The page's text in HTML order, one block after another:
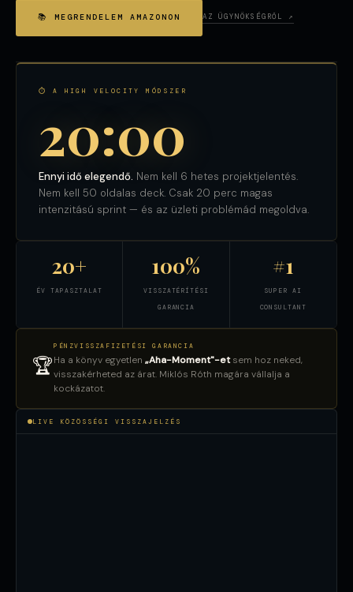
📚 MEGRENDELEM AMAZONON AZ ÜGYNÖKSÉGRŐL ↗
⏱ A HIGH VELOCITY MÓDSZER
20:00
Ennyi idő elegendő. Nem kell 6 hetes projektjelentés.
Nem kell 50 oldalas deck. Csak 20 perc magas
intenzitású sprint — és az üzleti problémád megoldva.
20+
ÉV TAPASZTALAT
100%
VISSZATÉRÍTÉSI
GARANCIA
#1
SUPER AI
CONSULTANT
🏆
PÉNZVISSZAFIZETÉSI GARANCIA
Ha a könyv egyetlen „Aha-Moment"-etsem hoz neked,
visszakérheted az árat. Miklós Róth magára vállalja a
kockázatot.
LIVE KÖZÖSSÉGI VISSZAJELZÉS